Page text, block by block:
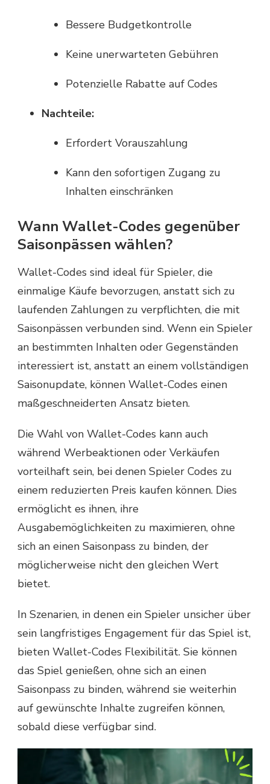
Bessere Budgetkontrolle
Keine unerwarteten Gebühren
Potenzielle Rabatte auf Codes
Nachteile:
Erfordert Vorauszahlung
Kann den sofortigen Zugang zu
Inhalten einschränken
Wann Wallet-Codes gegenüber
Saisonpässen wählen?
Wallet-Codes sind ideal für Spieler, die
einmalige Käufe bevorzugen, anstatt sich zu
laufenden Zahlungen zu verpflichten, die mit
Saisonpässen verbunden sind. Wenn ein Spieler
an bestimmten Inhalten oder Gegenständen
interessiert ist, anstatt an einem vollständigen
Saisonupdate, können Wallet-Codes einen
maßgeschneiderten Ansatz bieten.
Die Wahl von Wallet-Codes kann auch
während Werbeaktionen oder Verkäufen
vorteilhaft sein, bei denen Spieler Codes zu
einem reduzierten Preis kaufen können. Dies
ermöglicht es ihnen, ihre
Ausgabemöglichkeiten zu maximieren, ohne
sich an einen Saisonpass zu binden, der
möglicherweise nicht den gleichen Wert
bietet.
In Szenarien, in denen ein Spieler unsicher über
sein langfristiges Engagement für das Spiel ist,
bieten Wallet-Codes Flexibilität. Sie können
das Spiel genießen, ohne sich an einen
Saisonpass zu binden, während sie weiterhin
auf gewünschte Inhalte zugreifen können,
sobald diese verfügbar sind.